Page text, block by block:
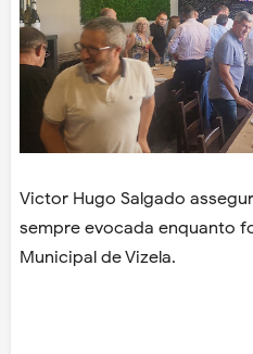
Victor Hugo Salgado
sempre evocada enquanto
Municipal de Vizela.